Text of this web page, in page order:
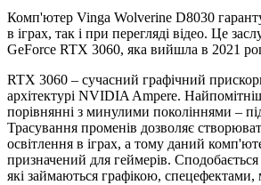
Комп'ютер Vinga Wolverine D8030
в іграх, так і при перегляді відео. Це
GeForce RTX 3060, яка вийшла в 2021
RTX 3060 – сучасний графічний
архітектурі NVIDIA Ampere.
порівнянні з минулими поколіннями –
Трасування променів дозволяє
освітлення в іграх, а тому даний
призначений для геймерів.
які займаються графікою,